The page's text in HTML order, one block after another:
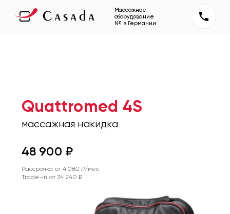
Массажное
оборудование
№1 в Германии
Quattromed 4S
массажная накидка
48 900 ₽
Рассрочка от4 080 ₽/мес
Trade-in от 34 240 ₽